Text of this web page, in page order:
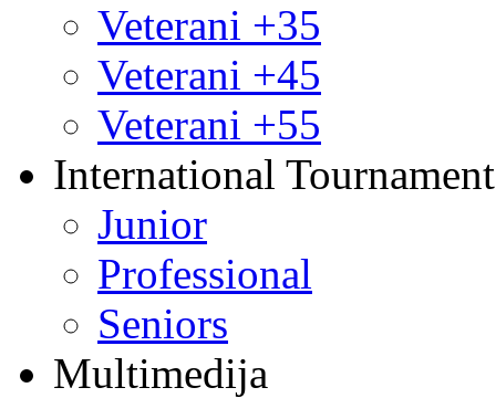
Veterani +35
Veterani +45
Veterani +55
International
Junior
Professional
Seniors
Multimedija